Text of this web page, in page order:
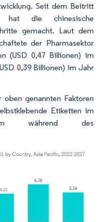
Seit dem Beitritt
hat die chinesische
gemacht. Laut dem
der Pharmasektor
(USD 0,47 Billionen) im
0,39 Billionen) im Jahr
genannten Faktoren
Etiketten im
während des